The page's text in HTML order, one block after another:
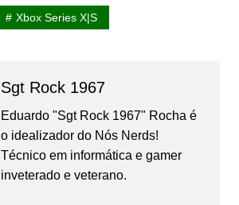
Xbox Series X|S
Sgt Rock 1967
Eduardo "Sgt Rock 1967" Rocha é
o idealizador do Nós Nerds!
Técnico em informática e gamer
inveterado e veterano.